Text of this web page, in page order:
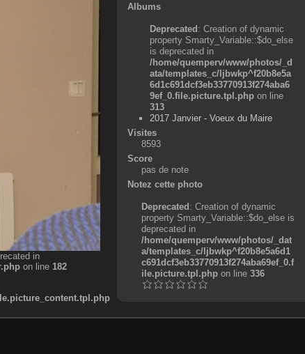
in
on line 182
Albums
Deprecated: Creation of dynamic
property Smarty_Variable::$do_else
is deprecated in
/home/quemperv/www/photos/_d
ata/templates_c/ljbwkp^f20b8e5a
6d1c691dcf3eb33770913f274aba6
9ef_0.file.picture.tpl.php on line
313
2017 Janvier - Voeux du Maire
Visites
8593
Score
pas de note
Notez cette photo
Deprecated: Creation of dynamic
property Smarty_Variable::$do_else is
deprecated in
/home/quemperv/www/photos/_dat
a/templates_c/ljbwkp^f20b8e5a6d1
c691dcf3eb33770913f274aba69ef_0.f
ile.picture.tpl.phpon line 336